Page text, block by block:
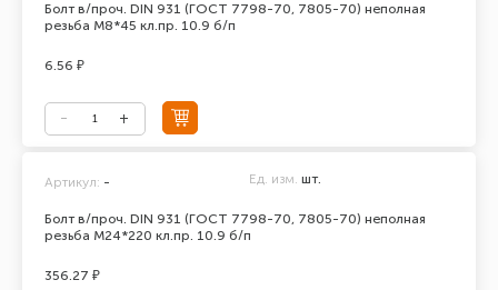
Болт в/проч. DIN 931 (ГОСТ 7798-70, 7805-70) неполная
резьба М8*45 кл.пр. 10.9 б/п
6.56 ₽
Болт в/проч. DIN 931 (ГОСТ 7798-70, 7805-70) неполная
резьба М24*220 кл.пр. 10.9 б/п
Артикул: - Ед. изм. шт.
356.27 ₽